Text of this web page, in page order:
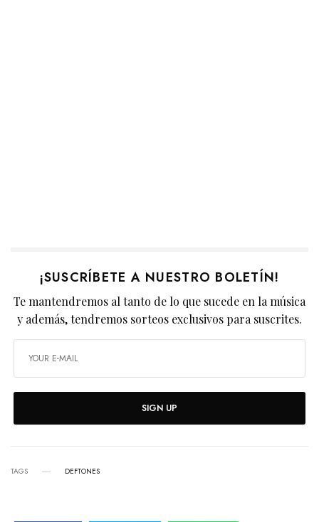
¡SUSCRÍBETE A NUESTRO BOLETÍN!
Te mantendremos al tanto de lo que sucede en la música
y además, tendremos sorteos exclusivos para suscrites.
SIGN UP
TAGS DEFTONES